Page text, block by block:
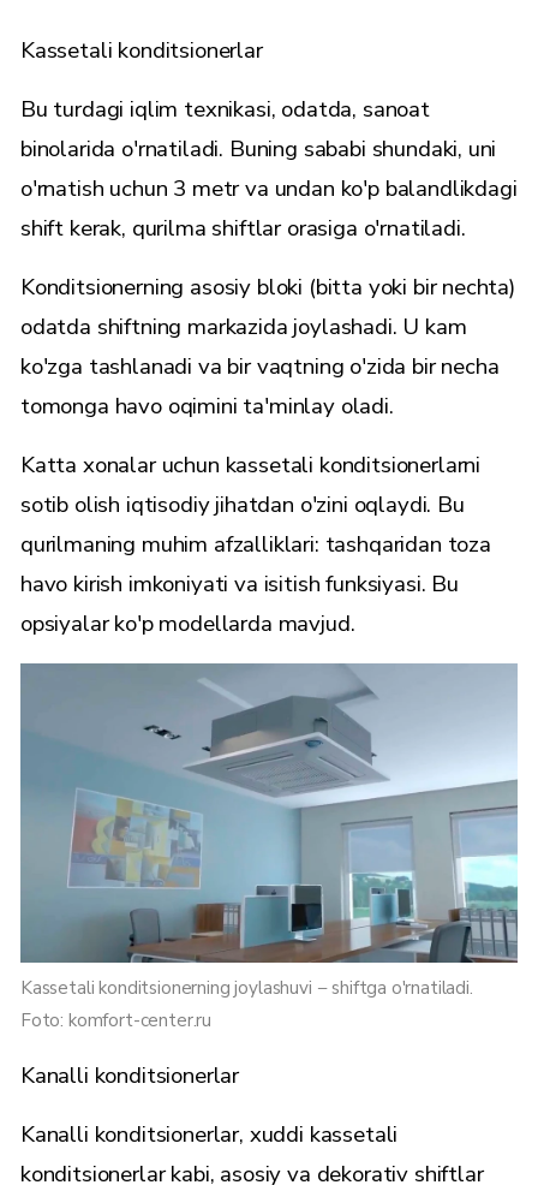
Kassetali konditsionerlar
Bu turdagi iqlim texnikasi, odatda, sanoat
binolarida o'rnatiladi. Buning sababi shundaki, uni
o'rnatish uchun 3 metr va undan ko'p balandlikdagi
shift kerak, qurilma shiftlar orasiga o'rnatiladi.
Konditsionerning asosiy bloki (bitta yoki bir nechta)
odatda shiftning markazida joylashadi. U kam
ko'zga tashlanadi va bir vaqtning o'zida bir necha
tomonga havo oqimini ta'minlay oladi.
Katta xonalar uchun kassetali konditsionerlarni
sotib olish iqtisodiy jihatdan o'zini oqlaydi. Bu
qurilmaning muhim afzalliklari: tashqaridan toza
havo kirish imkoniyati va isitish funksiyasi. Bu
opsiyalar ko'p modellarda mavjud.
Kassetali konditsionerning joylashuvi − shiftga o'rnatiladi.
Foto: komfort-center.ru
Kanalli konditsionerlar
Kanalli konditsionerlar, xuddi kassetali
konditsionerlar kabi, asosiy va dekorativ shiftlar